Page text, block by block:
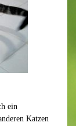
ein
Katzen